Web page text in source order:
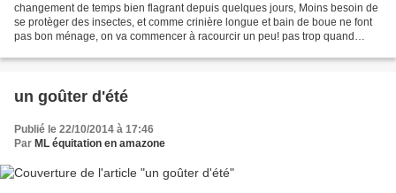
changement de temps bien flagrant depuis quelques jours, Moins besoin de
se protèger des insectes, et comme crinière longue et bain de boue ne font
pas bon ménage, on va commencer à racourcir un peu! pas trop quand
un goûter d'été
Publié le 22/10/2014 à 17:46
Par ML équitation en amazone